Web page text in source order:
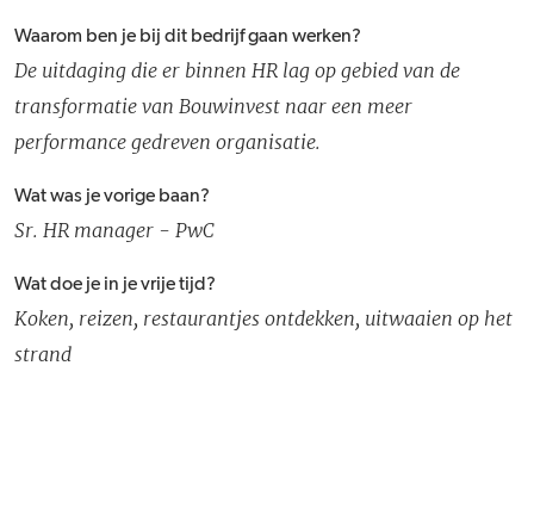
Waarom ben je bij dit bedrijf gaan werken?
De uitdaging die er binnen HR lag op gebied van de
transformatie van Bouwinvest naar een meer
performance gedreven organisatie.
Wat was je vorige baan?
Sr. HR manager - PwC
Wat doe je in je vrije tijd?
Koken, reizen, restaurantjes ontdekken, uitwaaien op het
strand